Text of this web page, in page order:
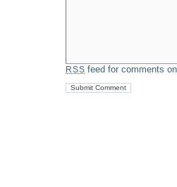
RSS feed for comments